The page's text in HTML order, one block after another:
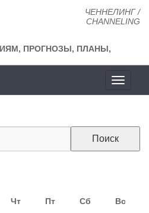
ЧЕННЕЛИНГ /
CHANNELING
ПРОГНОЗЫ, ПЛАНЫ,
сайта
Чт Пт Сб Вс